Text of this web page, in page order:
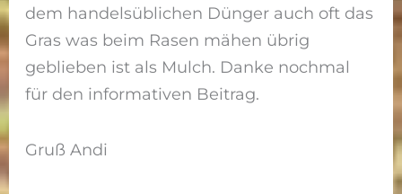
dem handelsüblichen Dünger auch oft das
Gras was beim Rasen mähen übrig
geblieben ist als Mulch. Danke nochmal
für den informativen Beitrag.
Gruß Andi